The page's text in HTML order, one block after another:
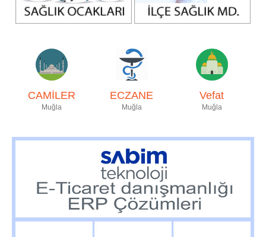
CAMİLER
Muğla
ECZANE
Muğla
Vefat
Muğla